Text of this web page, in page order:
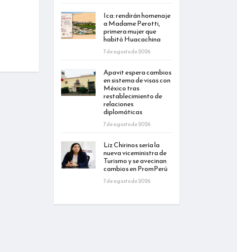
Ica: rendirán homenaje
a Madame Perotti,
primera mujer que
habitó Huacachina
7 de agosto de 2026
Apavit espera cambios
en sistema de visas con
México tras
restablecimiento de
relaciones
diplomáticas
7 de agosto de 2026
Liz Chirinos sería la
nueva viceministra de
Turismo y se avecinan
cambios en PromPerú
7 de agosto de 2026